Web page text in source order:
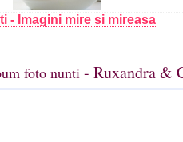
- Imagini mire si mireasa
foto nunti - Ruxandra &